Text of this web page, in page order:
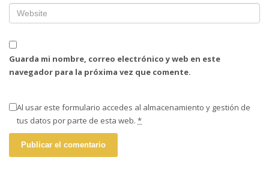
Guarda mi nombre, correo electrónico y web en este
navegador para la próxima vez que comente.
Al usar este formulario accedes al almacenamiento y gestión de
tus datos por parte de esta web. *